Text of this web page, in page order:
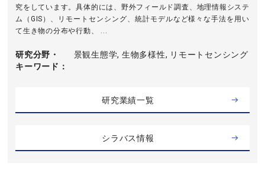
究をしています。具体的には、野外フィールド調査、地理情報システ
ム（GIS）、リモートセンシング、統計モデルなど様々な手法を用い
て生き物の分布や行動、 ...
研究分野・
キーワード
景観生態学, 生物多様性, リモートセンシング
研究業績一覧
シラバス情報